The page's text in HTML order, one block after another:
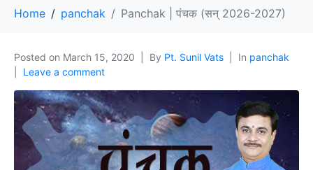
Home panchak Panchak | पंचक (सन् 2026-2027)
Posted on March 15, 2020 By Pt. Sunil Vats In panchak
Leave a comment